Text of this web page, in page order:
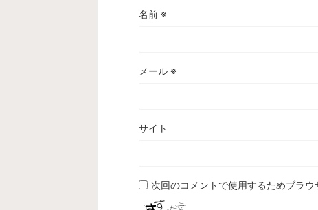
名前 ※
メール ※
サイト
次回のコメントで使用するためブラ